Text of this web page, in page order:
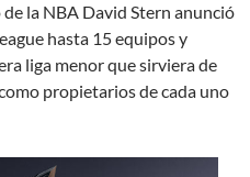
la NBA David Stern anunció
hasta 15 equipos y
liga menor que sirviera de
propietarios de cada uno